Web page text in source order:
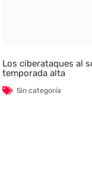
Los ciberataques al
temporada alta
Sin categoría